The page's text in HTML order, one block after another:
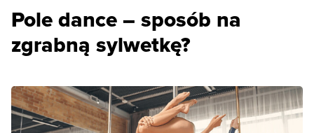
Pole dance – sposób na
zgrabną sylwetkę?